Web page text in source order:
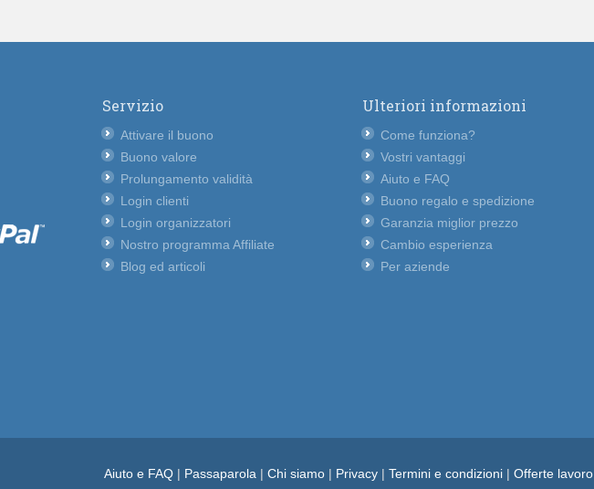
Servizio
Attivare il buono
Buono valore
Prolungamento validità
Login clienti
Login organizzatori
Nostro programma Affiliate
Blog ed articoli
Ulteriori informazioni
Come funziona?
Vostri vantaggi
Aiuto e FAQ
Buono regalo e spedizione
Garanzia miglior prezzo
Cambio esperienza
Per aziende
Aiuto e FAQ | Passaparola | Chi siamo | Privacy | Termini e condizioni | Offerte lavoro